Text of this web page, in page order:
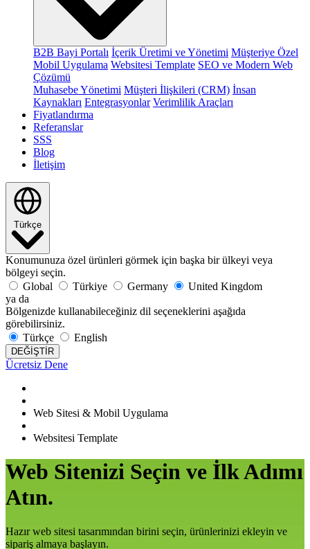
B2B Bayi Portalı İçerik Üretimi ve Yönetimi Müşteriye Özel
Mobil Uygulama Websitesi Template SEO ve Modern Web
Çözümü
Muhasebe Yönetimi Müşteri İlişkileri (CRM) İnsan
Kaynakları Entegrasyonlar Verimlilik Araçları
Fiyatlandırma
Referanslar
SSS
Blog
İletişim
Türkçe
Konumunuza özel ürünleri görmek için başka bir ülkeyi veya
bölgeyi seçin.
Global
Türkiye Germany
United Kingdom
ya da
Bölgenizde kullanabileceğiniz dil seçeneklerini aşağıda
görebilirsiniz.
Türkçe
English
DEĞİŞTİR
Ücretsiz Dene
Web Sitesi & Mobil Uygulama
Websitesi Template
Web Sitenizi Seçin ve İlk Adımı
Atın.
Hazır web sitesi tasarımından birini seçin, ürünlerinizi ekleyin ve
sipariş almaya başlayın.